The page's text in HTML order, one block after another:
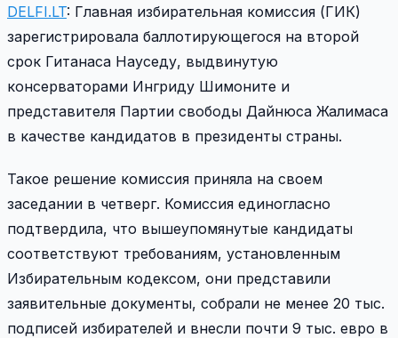
DELFI.LT: Главная избирательная комиссия (ГИК)
зарегистрировала баллотирующегося на второй
срок Гитанаса Науседу, выдвинутую
консерваторами Ингриду Шимоните и
представителя Партии свободы Дайнюса Жалимаса
в качестве кандидатов в президенты страны.
Такое решение комиссия приняла на своем
заседании в четверг. Комиссия единогласно
подтвердила, что вышеупомянутые кандидаты
соответствуют требованиям, установленным
Избирательным кодексом, они представили
заявительные документы, собрали не менее 20 тыс.
подписей избирателей и внесли почти 9 тыс. евро в